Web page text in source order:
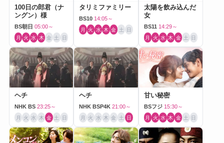
100日の郎君（ナ
ングン）様
BS朝日 05:00～
月 火 水 木 金 土 日
タリミファミリー
BS10 14:05～
月 火 水 木 金 土 日
太陽を飲み込んだ
女
BS11 14:29～
月 火 水 木 金 土 日
ヘチ
NHK BS 23:25～
月 火 水 木 金 土 日
ヘチ
NHK BSP4K 21:00～
月 火 水 木 金 土 日
甘い秘密
BSフジ 15:30～
月 火 水 木 金 土 日